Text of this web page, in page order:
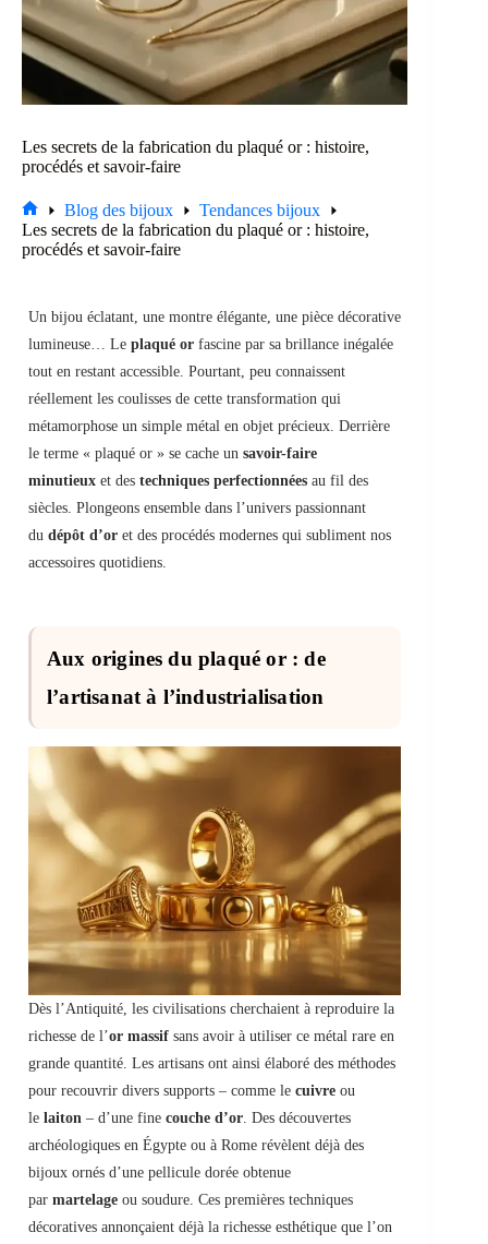
Les secrets de la fabrication du plaqué or : histoire,
procédés et savoir-faire
Accueil
Blog des bijoux
Tendances bijoux
Les secrets de la fabrication du plaqué or : histoire,
procédés et savoir-faire
Un bijou éclatant, une montre élégante, une pièce décorative
lumineuse… Le plaqué or fascine par sa brillance inégalée
tout en restant accessible. Pourtant, peu connaissent
réellement les coulisses de cette transformation qui
métamorphose un simple métal en objet précieux. Derrière
le terme « plaqué or » se cache un savoir-faire
minutieux et des techniques perfectionnées au fil des
siècles. Plongeons ensemble dans l’univers passionnant
du dépôt d’or et des procédés modernes qui subliment nos
accessoires quotidiens.
Aux origines du plaqué or : de
l’artisanat à l’industrialisation
Dès l’Antiquité, les civilisations cherchaient à reproduire la
richesse de l’or massif sans avoir à utiliser ce métal rare en
grande quantité. Les artisans ont ainsi élaboré des méthodes
pour recouvrir divers supports – comme le cuivre ou
le laiton – d’une fine couche d’or . Des découvertes
archéologiques en Égypte ou à Rome révèlent déjà des
bijoux ornés d’une pellicule dorée obtenue
par martelage ou soudure. Ces premières techniques
décoratives annonçaient déjà la richesse esthétique que l’on